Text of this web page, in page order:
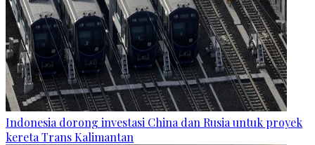
Indonesia dorong investasi China dan Rusia untuk proyek
kereta Trans Kalimantan